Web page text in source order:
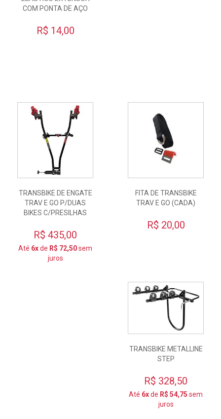
COM PONTA DE AÇO
R$ 14,00
TRANSBIKE DE ENGATE
TRAV E GO P/DUAS
BIKES C/PRESILHAS
R$ 435,00
Até 6xde R$ 72,50sem
juros
FITA DE TRANSBIKE
TRAV E GO (CADA)
R$ 20,00
TRANSBIKE METALLINE
STEP
R$ 328,50
Até 6xde R$ 54,75 sem
juros